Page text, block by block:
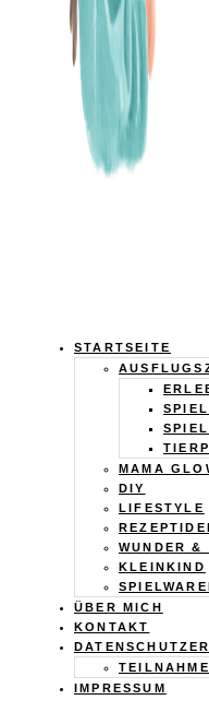
Calistas
Traum
STARTSEITE
MAMA
DIY
LIFESTYLE
WUNDER &
KLEINKIND
ÜBER MICH
KONTAKT
IMPRESSUM